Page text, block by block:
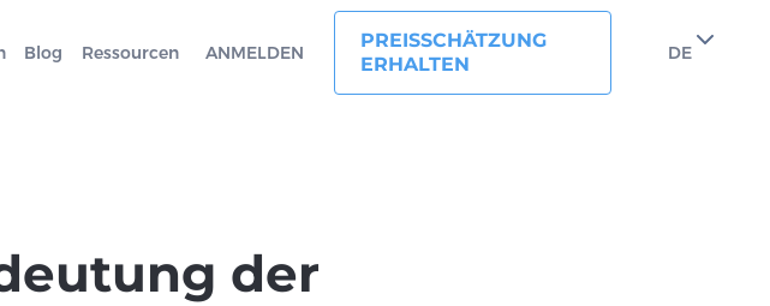
Blog Ressourcen ANMELDEN
PREISSCHÄTZUNG
ERHALTEN
DE
der